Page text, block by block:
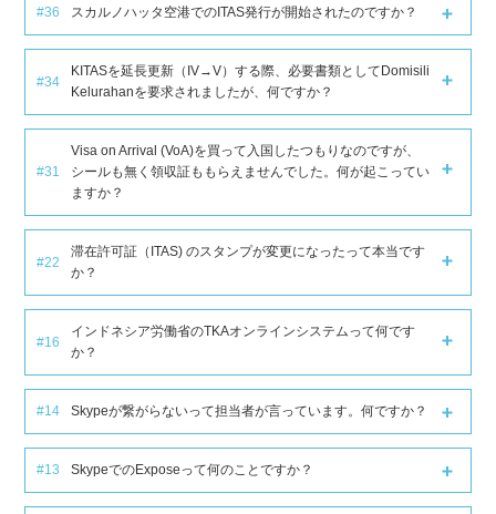
#36 スカルノハッタ空港でのITAS発行が開始されたのですか？
#34
KITASを延長更新（IV→V）する際、必要書類としてDomisili
Kelurahanを要求されましたが、何ですか？
#31
Visa on Arrival (VoA)を買って入国したつもりなのですが、
シールも無く領収証ももらえませんでした。何が起こってい
ますか？
#22
滞在許可証（ITAS) のスタンプが変更になったって本当です
か？
#16
インドネシア労働省のTKAオンラインシステムって何です
か？
#14 Skypeが繋がらないって担当者が言っています。何ですか？
#13 SkypeでのExposeって何のことですか？